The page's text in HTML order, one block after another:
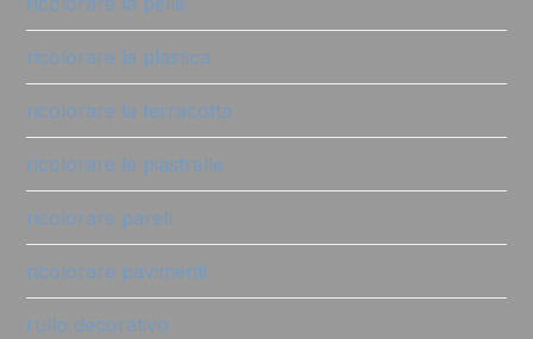
ricolorare la plastica
ricolorare la terracotta
ricolorare le piastrelle
ricolorare pareti
ricolorare pavimenti
rullo decorativo